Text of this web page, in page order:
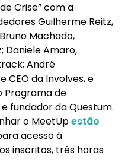
Crise” com a
Guilherme Reitz,
Machado,
Daniele Amaro,
André
CEO da Involves, e
Programa de
fundador da Questum.
o MeetUpestão
acesso á
inscritos, três horas